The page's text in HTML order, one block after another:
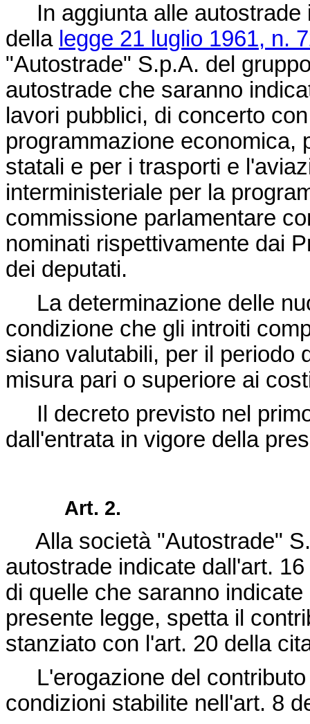
In aggiunta alle autostrade
della legge 21 luglio 1961, n.
"Autostrade" S.p.A. del
autostrade che saranno
lavori pubblici, di concerto
programmazione economica,
statali e per i trasporti e
interministeriale per la
commissione parlamentare
nominati rispettivamente dai
dei deputati.
La determinazione delle
condizione che gli introiti
siano valutabili, per il periodo
misura pari o superiore ai
Il decreto previsto nel
dall'entrata in vigore della
Art. 2.
Alla società "Autostrade"
autostrade indicate dall'art.
di quelle che saranno
presente legge, spetta il
stanziato con l'art. 20 della
L'erogazione del contributo
condizioni stabilite nell'art. 8